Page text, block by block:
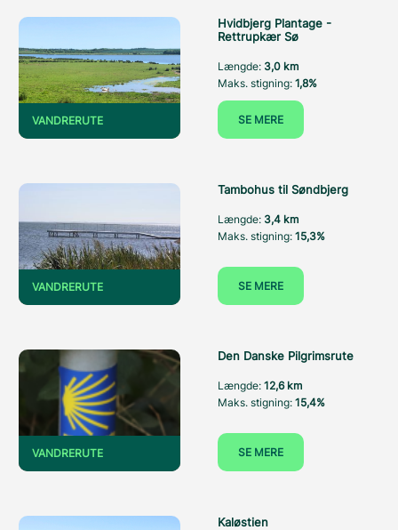
VANDRERUTE
Hvidbjerg Plantage -
Rettrupkær Sø
Længde: 3,0 km
Maks. stigning: 1,8%
SE MERE
VANDRERUTE
Tambohus til Søndbjerg
Længde: 3,4 km
Maks. stigning: 15,3%
SE MERE
VANDRERUTE
Den Danske Pilgrimsrute
Længde: 12,6 km
Maks. stigning: 15,4%
SE MERE
Kaløstien